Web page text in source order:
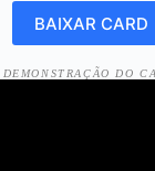
DEMONSTRAÇÃO DO